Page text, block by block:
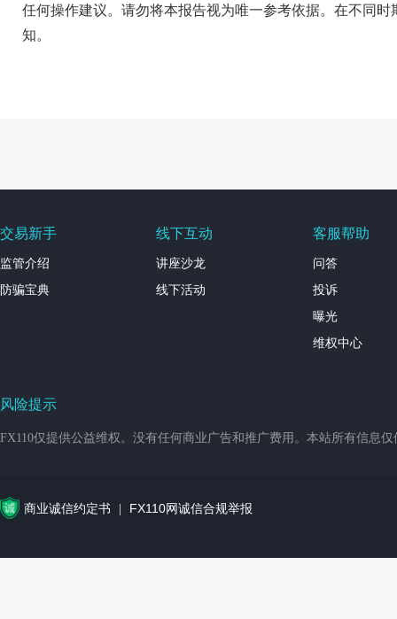
任何操作建议。请勿将本报告视为唯一参考依据。在不同
知。
交易新手
监管介绍
防骗宝典
线下互动
讲座沙龙
线下活动
客服帮助
问答
投诉
曝光
维权中心
风险提示
FX110仅提供公益维权。没有任何商业广告和推广费用。本站所有信息
商业诚信约定书 FX110网诚信合规举报